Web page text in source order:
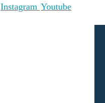
Instagram Youtube